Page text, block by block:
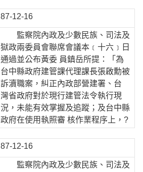
87-12-16
監察院內政及少數民族、司法及
獄政兩委員會聯席會議本﹝十六﹞日
通過並公布黃委 員鎮岳所提：「為
台中縣政府建管課代理課長張啟勳被
訴瀆職案，糾正內政部營建署、台
灣省政府對於現行建管法令執行現
況，未能有效掌握及追蹤；及台中縣
政府在使用執照審 核作業程序上，?
87-12-16
監察院內政及少數民族、司法及